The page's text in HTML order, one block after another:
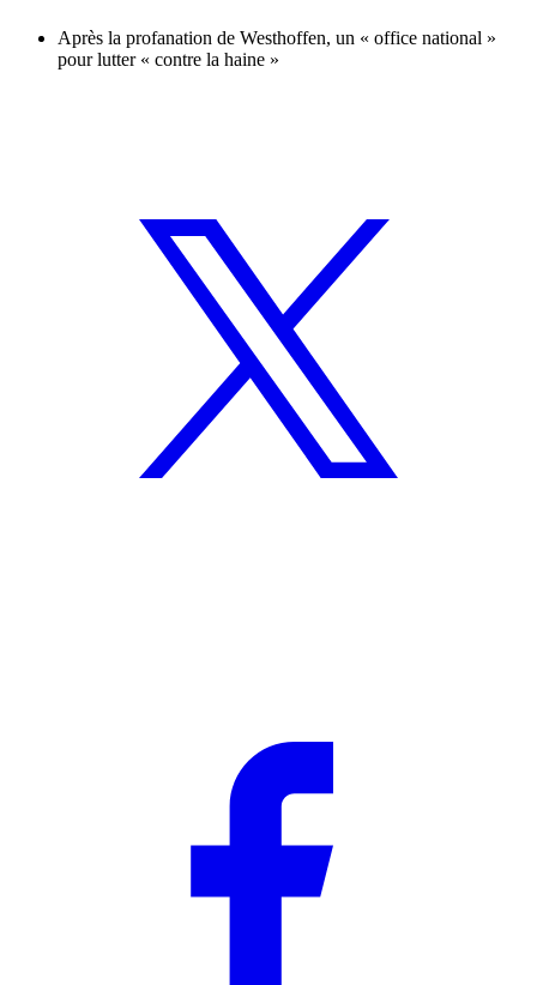
Après la profanation de Westhoffen, un « office national »
pour lutter « contre la haine »